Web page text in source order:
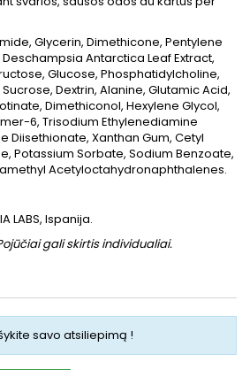
Glycerin, Dimethicone, Pentylene
Antarctica Leaf Extract,
Glucose, Phosphatidylcholine,
Dextrin, Alanine, Glutamic Acid,
Dimethiconol, Hexylene Glycol,
6, Trisodium Ethylenediamine
Diisethionate, Xanthan Gum, Cetyl
Potassium Sorbate, Sodium Benzoate,
Acetyloctahydronaphthalenes.
LABS, Ispanija.
gali skirtis individualiai.
savo atsiliepimą !